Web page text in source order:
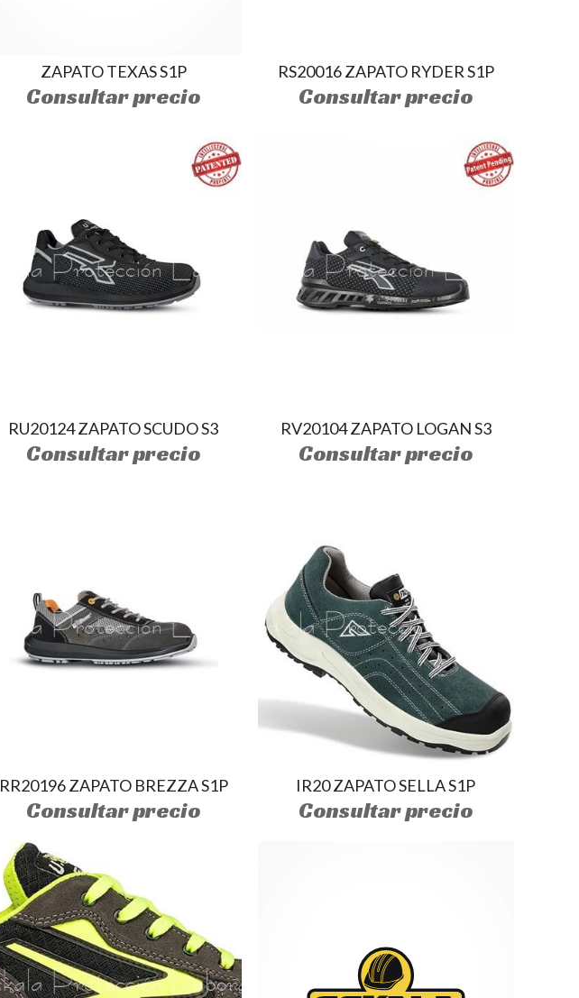
ZAPATO TEXAS S1P
Consultar precio
RS20016 ZAPATO RYDER S1P
Consultar precio
RU20124 ZAPATO SCUDO S3
Consultar precio
RV20104 ZAPATO LOGAN S3
Consultar precio
RR20196 ZAPATO BREZZA S1P
Consultar precio
IR20 ZAPATO SELLA S1P
Consultar precio